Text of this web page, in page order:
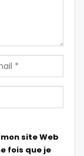
site Web
fois que je